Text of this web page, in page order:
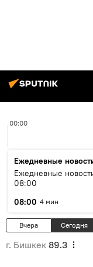
00:00
Ежедневные
Ежедневные
08:00
08:00 4 мин
Вчера Сегодня
г. Бишкек 89.3